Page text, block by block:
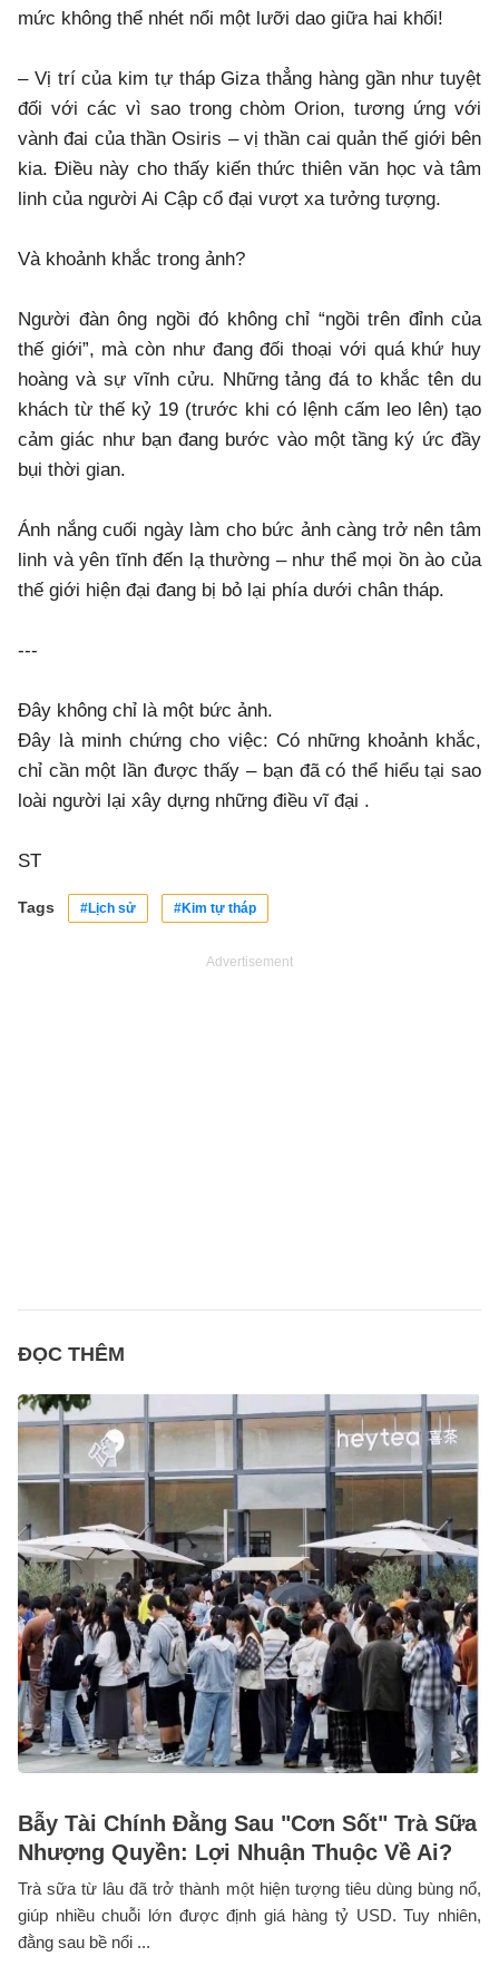
mức không thể nhét nổi một lưỡi dao giữa hai khối!
– Vị trí của kim tự tháp Giza thẳng hàng gần như tuyệt
đối với các vì sao trong chòm Orion, tương ứng với
vành đai của thần Osiris – vị thần cai quản thế giới bên
kia. Điều này cho thấy kiến thức thiên văn học và tâm
linh của người Ai Cập cổ đại vượt xa tưởng tượng.
Và khoảnh khắc trong ảnh?
Người đàn ông ngồi đó không chỉ “ngồi trên đỉnh của
thế giới”, mà còn như đang đối thoại với quá khứ huy
hoàng và sự vĩnh cửu. Những tảng đá to khắc tên du
khách từ thế kỷ 19 (trước khi có lệnh cấm leo lên) tạo
cảm giác như bạn đang bước vào một tầng ký ức đầy
bụi thời gian.
Ánh nắng cuối ngày làm cho bức ảnh càng trở nên tâm
linh và yên tĩnh đến lạ thường – như thể mọi ồn ào của
thế giới hiện đại đang bị bỏ lại phía dưới chân tháp.
---
Đây không chỉ là một bức ảnh.
Đây là minh chứng cho việc: Có những khoảnh khắc,
chỉ cần một lần được thấy – bạn đã có thể hiểu tại sao
loài người lại xây dựng những điều vĩ đại .
ST
Tags #Lịch sử #Kim tự tháp
Advertisement
ĐỌC THÊM
Bẫy Tài Chính Đằng Sau "Cơn Sốt" Trà Sữa
Nhượng Quyền: Lợi Nhuận Thuộc Về Ai?
Trà sữa từ lâu đã trở thành một hiện tượng tiêu dùng bùng nổ,
giúp nhiều chuỗi lớn được định giá hàng tỷ USD. Tuy nhiên,
đằng sau bề nổi ...